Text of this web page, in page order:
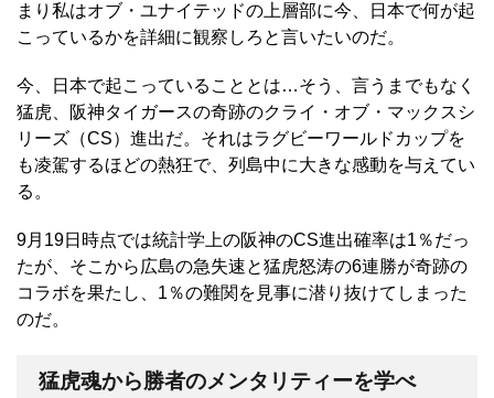
まり私はオブ・ユナイテッドの上層部に今、日本で何が起
こっているかを詳細に観察しろと言いたいのだ。
今、日本で起こっていることとは…そう、言うまでもなく
猛虎、阪神タイガースの奇跡のクライ・オブ・マックスシ
リーズ（CS）進出だ。それはラグビーワールドカップを
も凌駕するほどの熱狂で、列島中に大きな感動を与えてい
る。
9月19日時点では統計学上の阪神のCS進出確率は1％だっ
たが、そこから広島の急失速と猛虎怒涛の6連勝が奇跡の
コラボを果たし、1％の難関を見事に潜り抜けてしまった
のだ。
猛虎魂から勝者のメンタリティーを学べ